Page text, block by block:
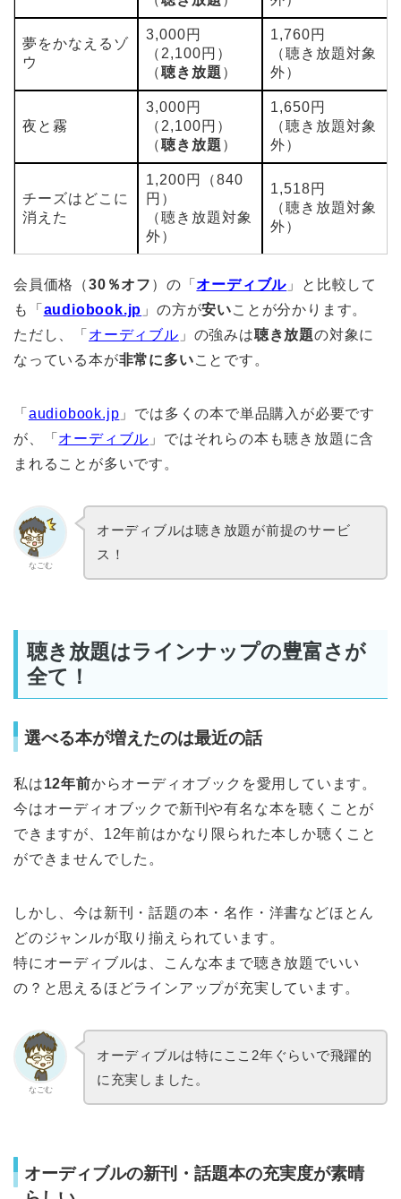
夢をかなえるゾ
ウ
3,000円
（2,100円）
（聴き放題 ）
1,760円
（聴き放題対象
外）
夜と霧
3,000円
（2,100円）
（聴き放題 ）
1,650円
（聴き放題対象
外）
チーズはどこに
消えた
1,200円（840
円）
（聴き放題対象
外）
1,518円
（聴き放題対象
外）
会員価格（30％オフ ）の「オーディブル 」と比較して
も「 audiobook.jp 」の方が安いことが分かります。
ただし、「 オーディブル 」の強みは聴き放題の対象に
なっている本が非常に多いことです。
「 audiobook.jp 」では多くの本で単品購入が必要です
が、「 オーディブル 」ではそれらの本も聴き放題に含
まれることが多いです。
なごむ
オーディブルは聴き放題が前提のサービ
ス！
聴き放題はラインナップの豊富さが
全て！
選べる本が増えたのは最近の話
私は12年前からオーディオブックを愛用しています。
今はオーディオブックで新刊や有名な本を聴くことが
できますが、12年前はかなり限られた本しか聴くこと
ができませんでした。
しかし、今は新刊・話題の本・名作・洋書などほとん
どのジャンルが取り揃えられています。
特にオーディブルは、こんな本まで聴き放題でいい
の？と思えるほどラインアップが充実しています。
なごむ
オーディブルは特にここ2年ぐらいで飛躍的
に充実しました。
オーディブルの新刊・話題本の充実度が素晴